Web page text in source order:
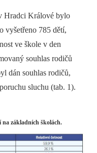
Hradci Králové bylo
vyšetřeno 785 dětí,
ve škole v den
souhlas rodičů
dán souhlas rodičů,
sluchu (tab. 1).
základních školách.